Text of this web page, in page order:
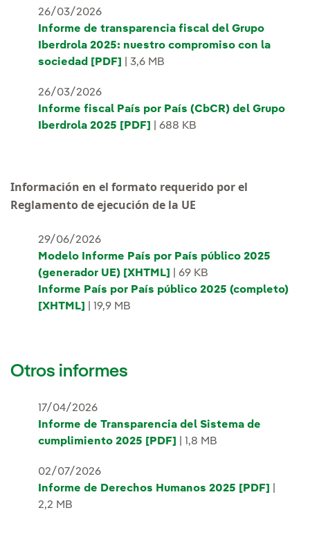
26/03/2026
Informe de transparencia fiscal del Grupo
Iberdrola 2025: nuestro compromiso con la
sociedad [PDF]
| 3,6 MB
26/03/2026
Informe fiscal País por País (CbCR) del Grupo
Iberdrola 2025 [PDF]
| 688 KB
Información en el formato requerido por el
Reglamento de ejecución de la UE
29/06/2026
Modelo Informe País por País público 2025
(generador UE) [XHTML]
| 69 KB
Informe País por País público 2025 (completo)
[XHTML]
| 19,9 MB
Otros informes
17/04/2026
Informe de Transparencia del Sistema de
cumplimiento 2025 [PDF]
| 1,8 MB
02/07/2026
Informe de Derechos Humanos 2025 [PDF]
2,2 MB